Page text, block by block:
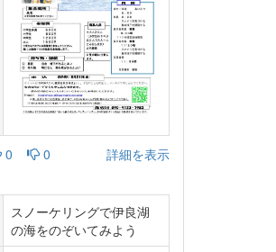
0 0 詳細を表示
スノーケリングで伊良湖
の海をのぞいてみよう